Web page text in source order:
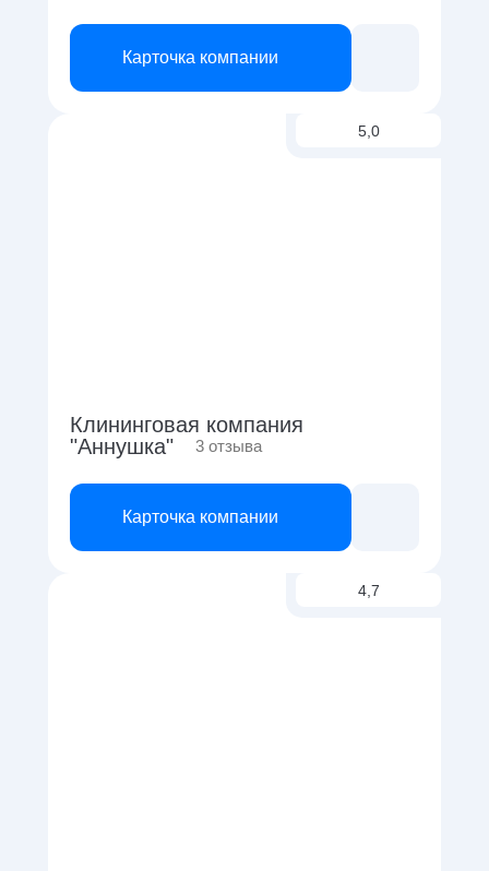
Карточка компании
5,0
Клининговая компания
"Аннушка"
3 отзыва
Карточка компании
4,7